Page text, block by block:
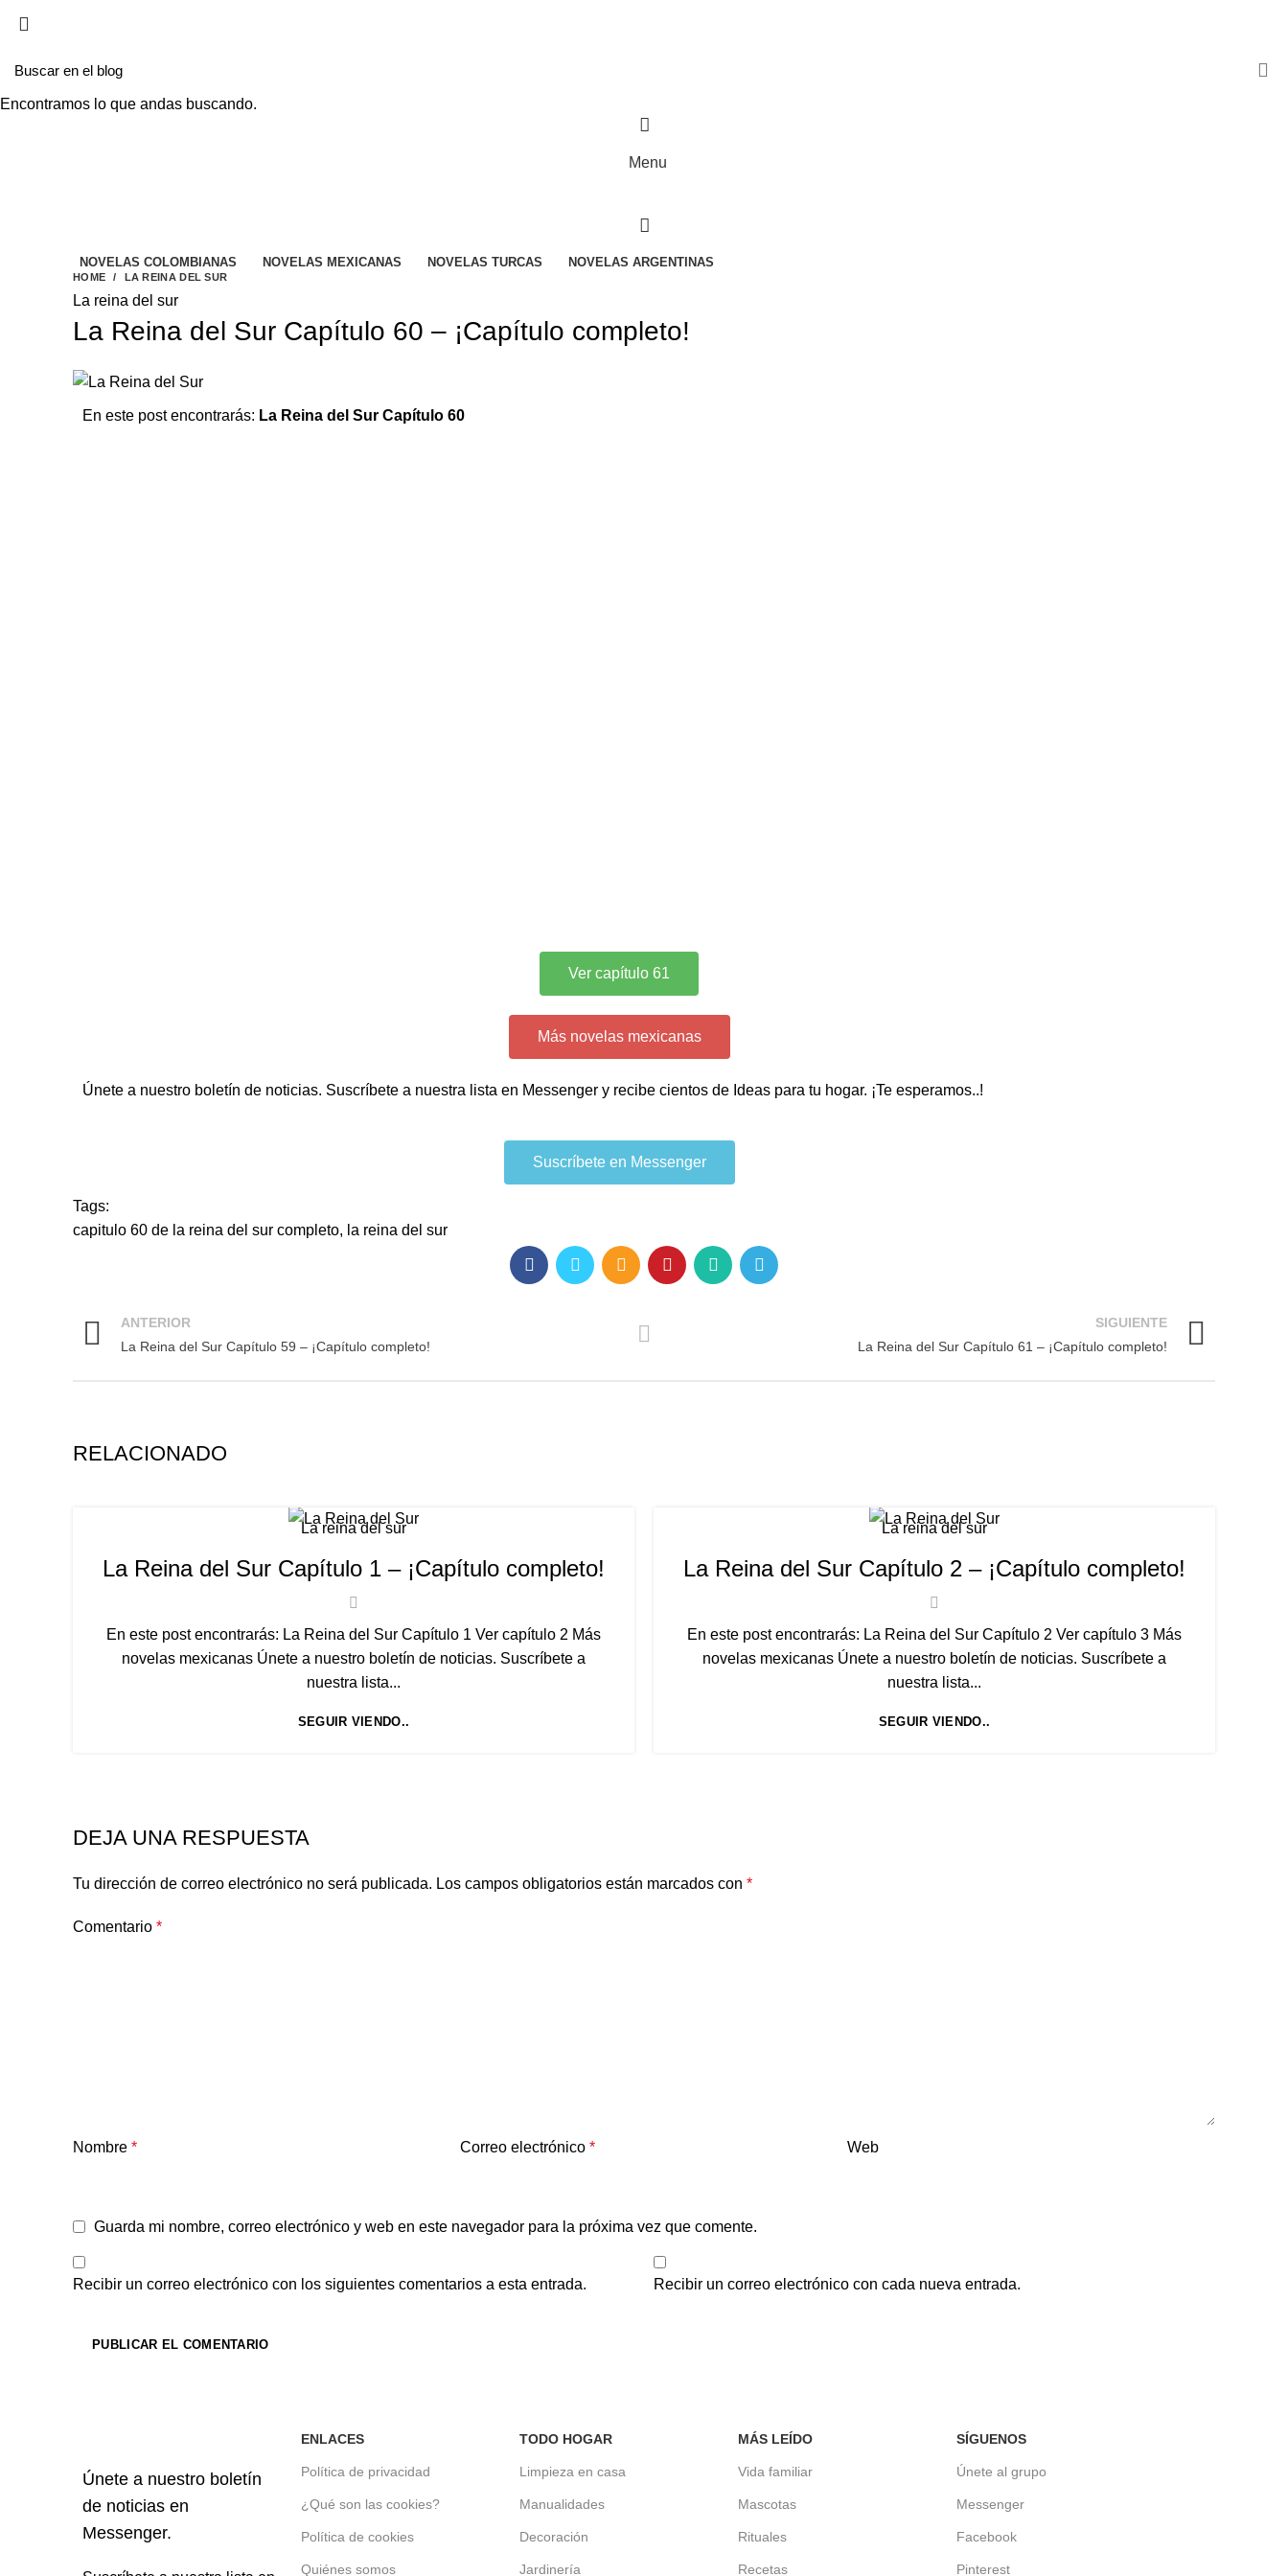
Menu
NOVELAS COLOMBIANAS NOVELAS MEXICANAS NOVELAS TURCAS NOVELAS ARGENTINAS
HOME LA REINA DEL SUR
La reina del sur
La Reina del Sur Capítulo 60 – ¡Capítulo completo!
En este post encontrarás: La Reina del Sur Capítulo 60
Ver capítulo 61
Más novelas mexicanas
Únete a nuestro boletín de noticias. Suscríbete a nuestra lista en Messenger y recibe cientos de Ideas para tu hogar. ¡Te esperamos..!
Suscríbete en Messenger
Tags:
capitulo 60 de la reina del sur completo, la reina del sur
ANTERIOR
La Reina del Sur Capítulo 59 – ¡Capítulo completo!
SIGUIENTE
La Reina del Sur Capítulo 61 – ¡Capítulo completo!
RELACIONADO
La reina del sur
La Reina del Sur Capítulo 1 – ¡Capítulo completo!
En este post encontrarás: La Reina del Sur Capítulo 1 Ver capítulo 2 Más
novelas mexicanas Únete a nuestro boletín de noticias. Suscríbete a
nuestra lista...
SEGUIR VIENDO..
La reina del sur
La Reina del Sur Capítulo 2 – ¡Capítulo completo!
En este post encontrarás: La Reina del Sur Capítulo 2 Ver capítulo 3 Más
novelas mexicanas Únete a nuestro boletín de noticias. Suscríbete a
nuestra lista...
SEGUIR VIENDO..
DEJA UNA RESPUESTA
Tu dirección de correo electrónico no será publicada. Los campos obligatorios están marcados con *
Comentario *
Nombre * Correo electrónico * Web
Guarda mi nombre, correo electrónico y web en este navegador para la próxima vez que comente.
Recibir un correo electrónico con los siguientes comentarios a esta entrada. Recibir un correo electrónico con cada nueva entrada.
Únete a nuestro boletín
de noticias en
Messenger.
ENLACES
Política de privacidad
¿Qué son las cookies?
Política de cookies
Quiénes somos
TODO HOGAR
Limpieza en casa
Manualidades
Decoración
Jardinería
MÁS LEÍDO
Vida familiar
Mascotas
Rituales
Recetas
SÍGUENOS
Únete al grupo
Messenger
Facebook
Pinterest
Encontramos lo que andas buscando.